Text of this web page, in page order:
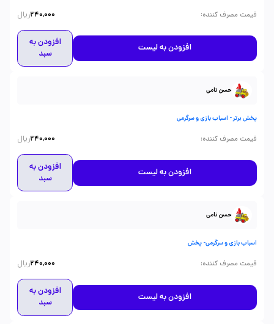
قیمت مصرف کننده:
240,000ریال
افزودن به لیست
افزودن به
سبد
حسن نامی
پخش برتر - اسباب بازی و سرگرمی
قیمت مصرف کننده:
240,000ریال
افزودن به لیست
افزودن به
سبد
حسن نامی
اسباب بازی و سرگرمی- پخش
قیمت مصرف کننده:
240,000ریال
افزودن به لیست
افزودن به
سبد